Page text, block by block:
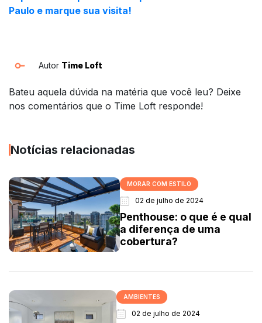
Paulo e marque sua visita!
Autor Time Loft
Bateu aquela dúvida na matéria que você leu? Deixe
nos comentários que o Time Loft responde!
Notícias relacionadas
MORAR COM ESTILO
02 de julho de 2024
Penthouse: o que é e qual
a diferença de uma
cobertura?
AMBIENTES
02 de julho de 2024